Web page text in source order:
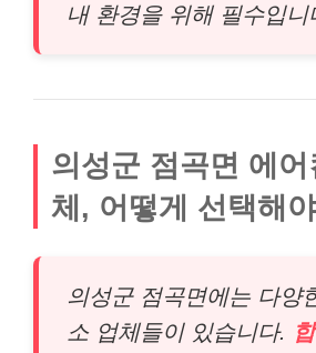
내 환경을 위해 필수입니
의성군 점곡면 에어
체, 어떻게 선택해
의성군 점곡면에는 다양
소 업체들이 있습니다.